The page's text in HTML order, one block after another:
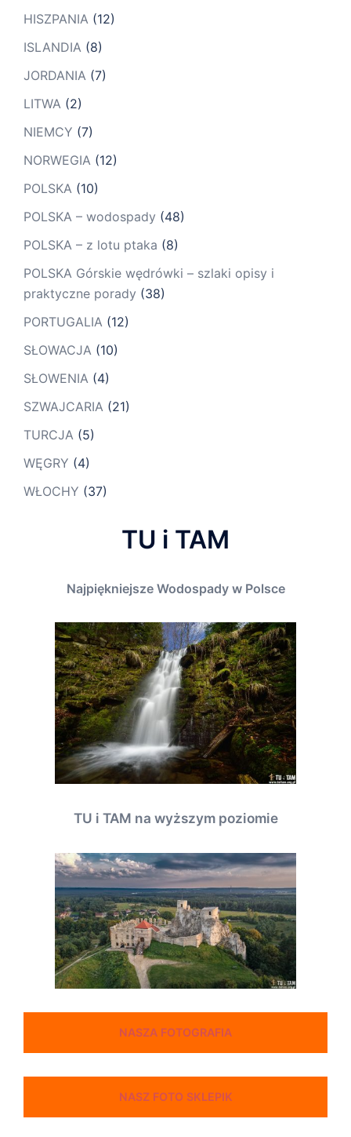
HISZPANIA (12)
ISLANDIA (8)
JORDANIA (7)
LITWA (2)
NIEMCY (7)
NORWEGIA (12)
POLSKA (10)
POLSKA – wodospady (48)
POLSKA – z lotu ptaka (8)
POLSKA Górskie wędrówki – szlaki opisy i
praktyczne porady (38)
PORTUGALIA (12)
SŁOWACJA (10)
SŁOWENIA (4)
SZWAJCARIA (21)
TURCJA (5)
WĘGRY (4)
WŁOCHY (37)
TU i TAM
Najpiękniejsze Wodospady w Polsce
TU i TAM na wyższym poziomie
NASZA FOTOGRAFIA
NASZ FOTO SKLEPIK